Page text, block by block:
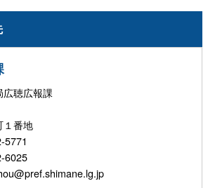
聴広報課
町１番地
5771
6025